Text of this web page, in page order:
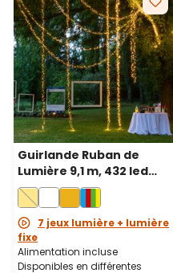
Guirlande Ruban de
Lumière 9,1 m, 432 led
blanc chaud, câble vert
7 jeux lumière + lumière
fixe
Alimentation incluse
Disponibles en différentes